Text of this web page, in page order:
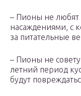
– Пионы не любят
насаждениями, с
за питательные
– Пионы не
летний период
будут